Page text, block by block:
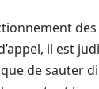
il est
de sauter